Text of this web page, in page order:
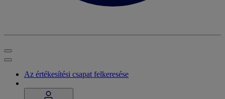
Az értékesítési csapat felkeresése